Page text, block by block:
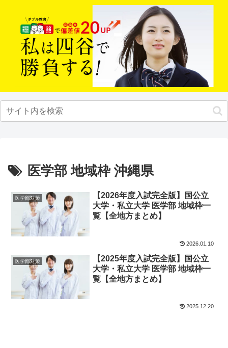
医学部 地域枠 沖縄県
医学部対策
【2026年度入試完全版】国公立
大学・私立大学 医学部 地域枠一
覧【全地方まとめ】
2026.01.10
医学部対策
【2025年度入試完全版】国公立
大学・私立大学 医学部 地域枠一
覧【全地方まとめ】
2025.12.20